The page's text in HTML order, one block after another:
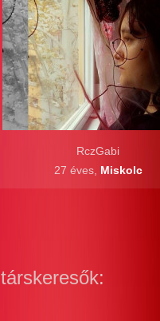
RczGabi
27 éves, Miskolc
társkeresők: